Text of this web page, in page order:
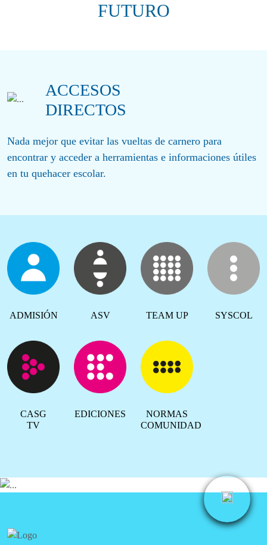
FUTURO
ACCESOS
DIRECTOS
Nada mejor que evitar las vueltas de carnero para
encontrar y acceder a herramientas e informaciones útiles
en tu quehacer escolar.
ADMISIÓN ASV TEAM UP SYSCOL
CASG
TV
EDICIONES
NORMAS
COMUNIDAD